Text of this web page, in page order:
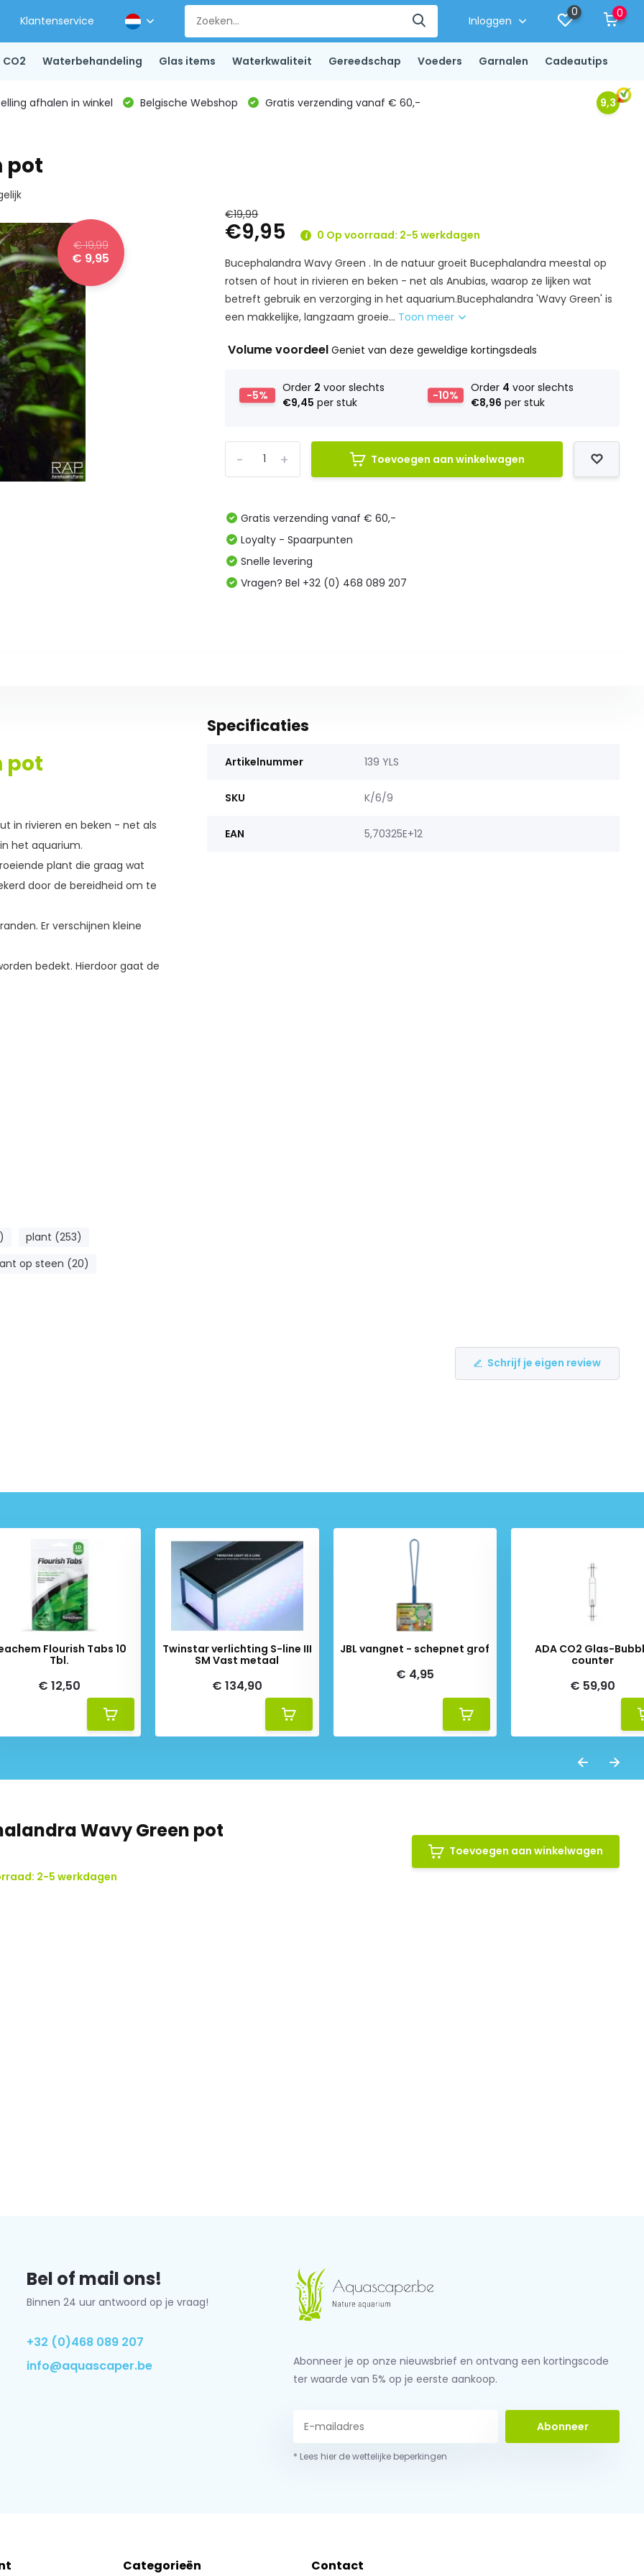
Klantenservice Inloggen
0 0
CO2 Waterbehandeling Glas items Waterkwaliteit Gereedschap Voeders Garnalen Cadeautips
afhalen in winkel Belgische Webshop Gratis verzending vanaf € 60,- 9,3
pot
€ 19,99
€ 9,95
€19,99
€9,95
0 Op voorraad: 2-5 werkdagen
Bucephalandra Wavy Green . In de natuur groeit Bucephalandra meestal op
rotsen of hout in rivieren en beken - net als Anubias, waarop ze lijken wat
betreft gebruik en verzorging in het aquarium.Bucephalandra 'Wavy Green' is
een makkelijke, langzaam groeie... Toon meer
Volume voordeelGeniet van deze geweldige kortingsdeals
-5%
Order 2 voor slechts
€9,45 per stuk
-10%
Order 4 voor slechts
€8,96 per stuk
+
- Toevoegen aan winkelwagen
Gratis verzending vanaf € 60,-
Loyalty - Spaarpunten
Snelle levering
Vragen? Bel +32 (0) 468 089 207
pot
in rivieren en beken - net als
het aquarium.
plant die graag wat
door de bereidheid om te
Er verschijnen kleine
bedekt. Hierdoor gaat de
plant (253)
op steen (20)
Specificaties
Artikelnummer 139 YLS
SKU K/6/9
EAN 5,70325E+12
Schrijf je eigen review
Flourish Tabs 10
Tbl.
€ 12,50
Twinstar verlichting S-line III
SM Vast metaal
€ 134,90
JBL vangnet - schepnet grof
€ 4,95
ADA CO2 Glas-
counter
€ 59,90
Wavy Green pot
2-5 werkdagen
Toevoegen aan winkelwagen
Bel of mail ons!
Binnen 24 uur antwoord op je vraag!
+32 (0)468 089 207
info@aquascaper.be
Abonneer je op onze nieuwsbrief en ontvang een kortingscode
ter waarde van 5% op je eerste aankoop.
Abonneer
* Lees hier de wettelijke beperkingen
Categorieën Contact